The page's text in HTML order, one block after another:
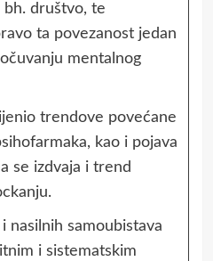
društvo, te
ta povezanost jedan
mentalnog
trendove povećane
kao i pojava
se izdvaja i trend
nasilnih samoubistava
i sistematskim